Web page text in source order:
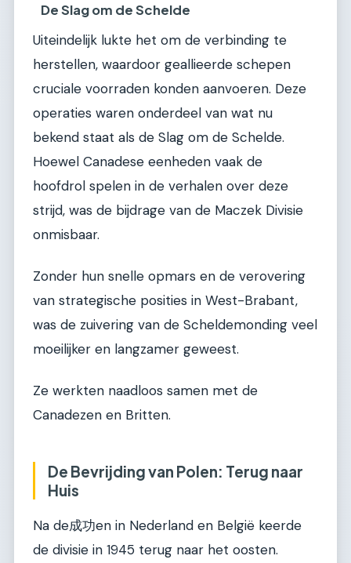
De Slag om de Schelde
Uiteindelijk lukte het om de verbinding te
herstellen, waardoor geallieerde schepen
cruciale voorraden konden aanvoeren. Deze
operaties waren onderdeel van wat nu
bekend staat als de Slag om de Schelde.
Hoewel Canadese eenheden vaak de
hoofdrol spelen in de verhalen over deze
strijd, was de bijdrage van de Maczek Divisie
onmisbaar.
Zonder hun snelle opmars en de verovering
van strategische posities in West-Brabant,
was de zuivering van de Scheldemonding veel
moeilijker en langzamer geweest.
Ze werkten naadloos samen met de
Canadezen en Britten.
De Bevrijding van Polen: Terug naar
Huis
Na de成功en in Nederland en België keerde
de divisie in 1945 terug naar het oosten.